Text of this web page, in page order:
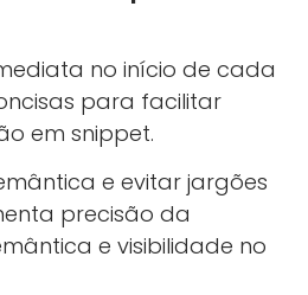
no início de cada
para facilitar
em snippet.
e evitar jargões
precisão da
e visibilidade no